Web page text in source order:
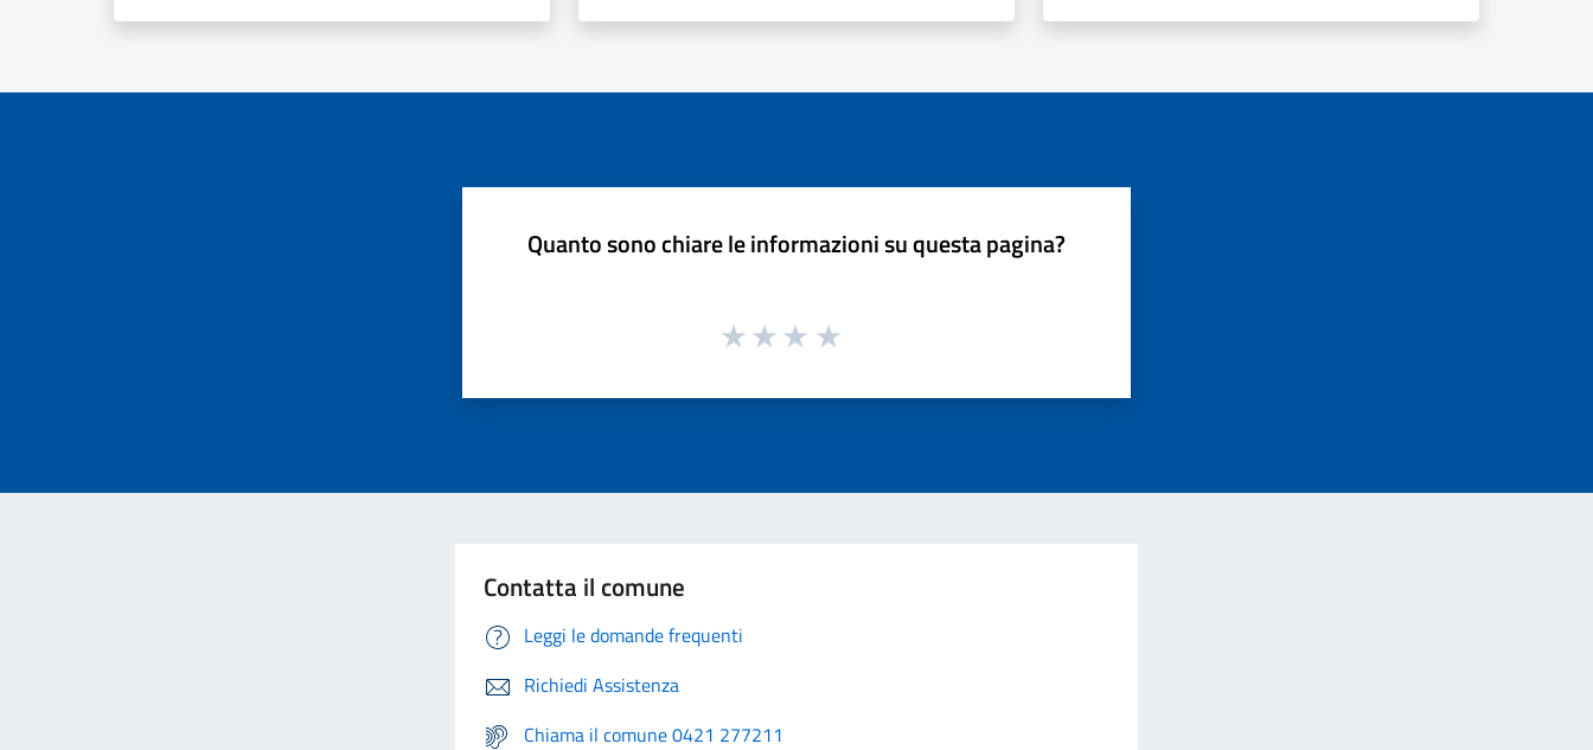
Quanto sono chiare le informazioni su questa pagina?
Contatta il comune
Leggi le domande frequenti
Richiedi Assistenza
Chiama il comune 0421 277211